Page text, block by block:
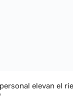
elevan el